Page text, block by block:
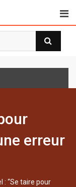
pas une
erreur
: “Se taire pour